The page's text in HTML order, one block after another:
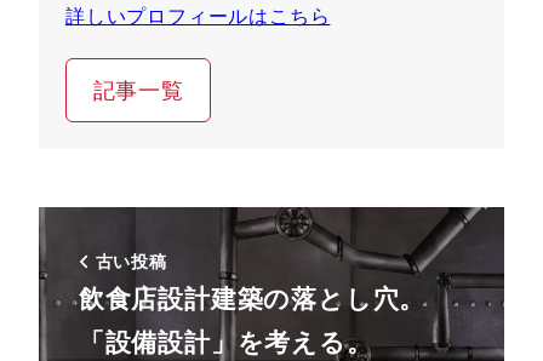
詳しいプロフィールはこちら
記事一覧
古い投稿
飲食店設計建築の落とし穴。
「設備設計」を考える。